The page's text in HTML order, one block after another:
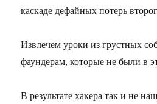
каскаде дефайных потерь
Извлечем уроки из грустных
фаундерам, которые не были в
В результате хакера так и не